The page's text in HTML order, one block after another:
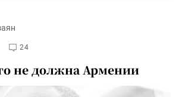
24
не должна Армении